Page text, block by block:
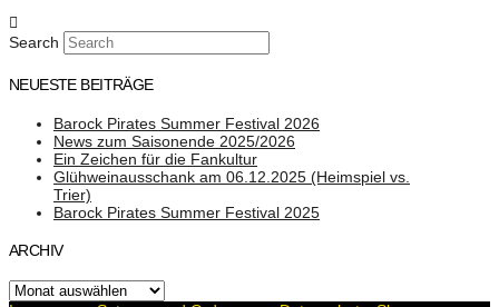
Search
NEUESTE BEITRÄGE
Barock Pirates Summer Festival 2026
News zum Saisonende 2025/2026
Ein Zeichen für die Fankultur
Glühweinausschank am 06.12.2025 (Heimspiel vs.
Trier)
Barock Pirates Summer Festival 2025
ARCHIV
Archiv